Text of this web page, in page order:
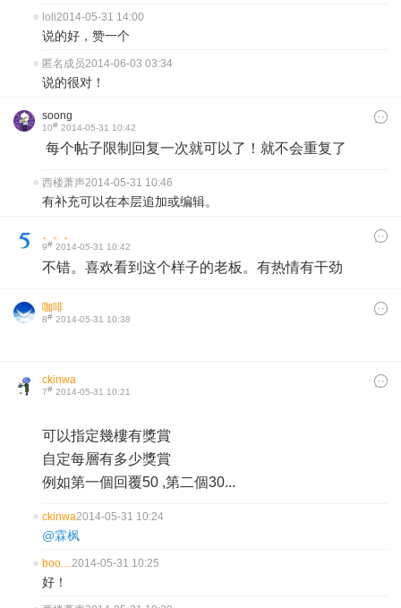
loli2014-05-31 14:00
说的好，赞一个
匿名成员2014-06-03 03:34
说的很对！
soong
10# 2014-05-31 10:42
每个帖子限制回复一次就可以了！就不会重复了
西楼萧声2014-05-31 10:46
有补充可以在本层追加或编辑。
。。。
9# 2014-05-31 10:42
不错。喜欢看到这个样子的老板。有热情有干劲
咖啡
8# 2014-05-31 10:38
ckinwa
7# 2014-05-31 10:21
可以指定幾樓有獎賞
自定每層有多少獎賞
例如第一個回覆50 ,第二個30...
ckinwa2014-05-31 10:24
@霖枫
boo....2014-05-31 10:25
好！